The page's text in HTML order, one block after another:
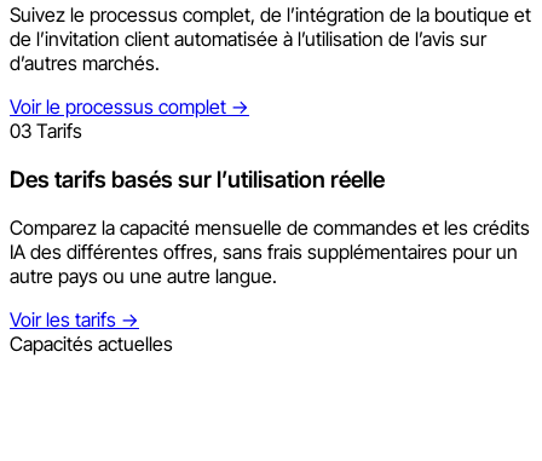
Suivez le processus complet, de l’intégration de la boutique et
de l’invitation client automatisée à l’utilisation de l’avis sur
d’autres marchés.
Voir le processus complet →
03 Tarifs
Des tarifs basés sur l’utilisation réelle
Comparez la capacité mensuelle de commandes et les crédits
IA des différentes offres, sans frais supplémentaires pour un
autre pays ou une autre langue.
Voir les tarifs →
Capacités actuelles